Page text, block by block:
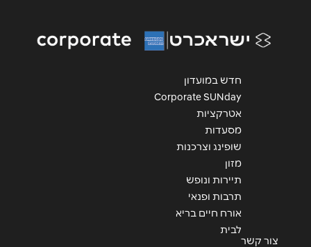
אנא חזרו אלי בקשר ל...
חדש במועדון
Corporate SUNday
אטרקציות
מסעדות
שופינג וצרכנות
מזון
תיירות ונופש
תרבות ופנאי
אורח חיים בריא
לבית
צור קשר